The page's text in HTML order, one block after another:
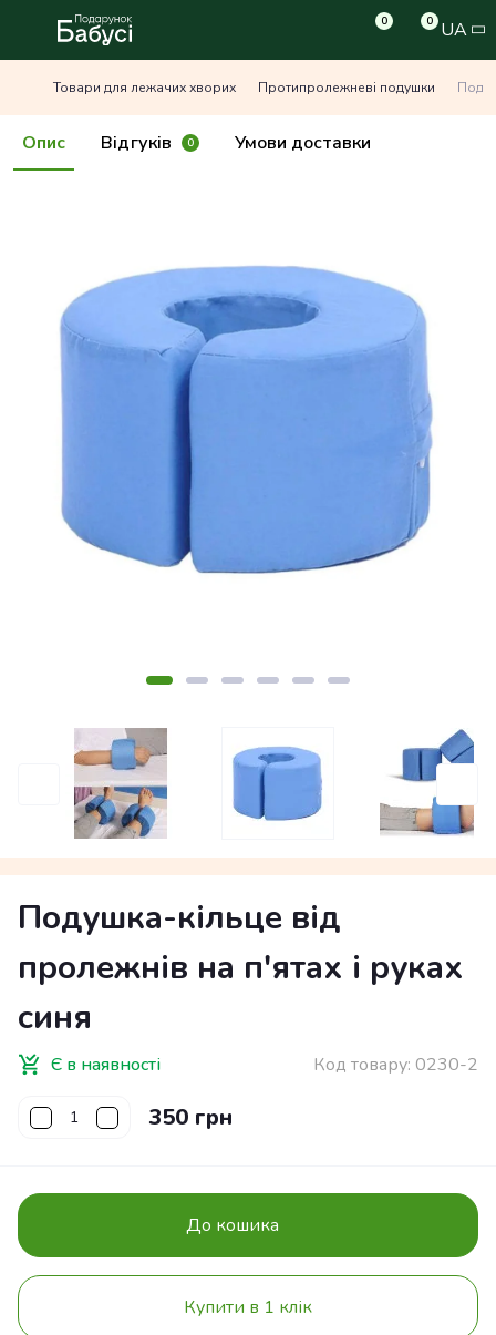
0 0 UA
Товари для лежачих хворих Протипролежневі подушки
Опис Відгуків 0 Умови доставки
Подушка-кільце від
пролежнів на п'ятах і руках
синя
Є в наявності Код товару: 0230-2
350 грн
До кошика
Купити в 1 клік